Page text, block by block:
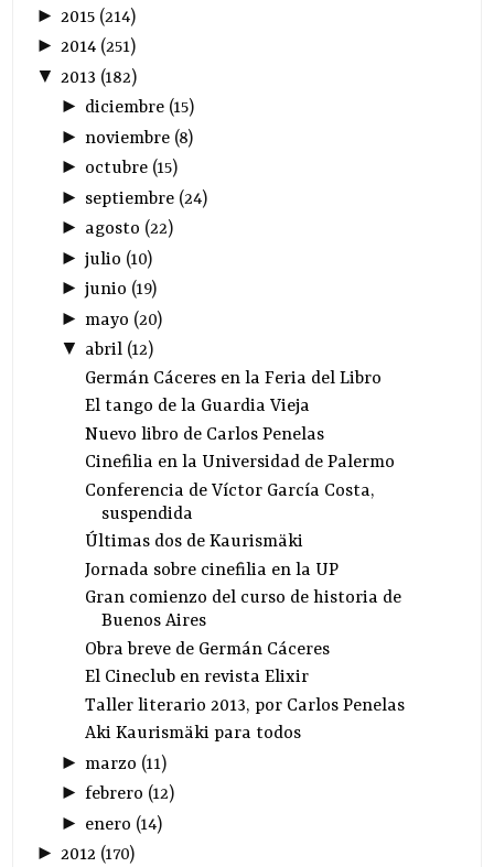
► 2015 (214)
►2014 (251)
▼ 2013 (182)
► diciembre(15)
► noviembre(8)
► octubre(15)
► septiembre(24)
► agosto (22)
► julio (10)
► junio (19)
► mayo (20)
▼ abril(12)
Germán Cáceres en la Feria del Libro
El tango de la Guardia Vieja
Nuevo libro de Carlos Penelas
Cinefilia en la Universidad de Palermo
Conferencia de Víctor García Costa,
suspendida
Últimas dos de Kaurismäki
Jornada sobre cinefilia en la UP
Gran comienzo del curso de historia de
Buenos Aires
Obra breve de Germán Cáceres
El Cineclub en revista Elixir
Taller literario 2013, por Carlos Penelas
Aki Kaurismäki para todos
► marzo (11)
► febrero (12)
► enero (14)
►2012 (170)